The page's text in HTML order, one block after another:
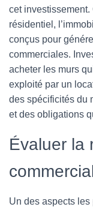
cet investissement.
résidentiel,
conçus pour
commerciales.
acheter les murs
exploité par un
des spécificités du
et des obligations
Évaluer la
Un des aspects les